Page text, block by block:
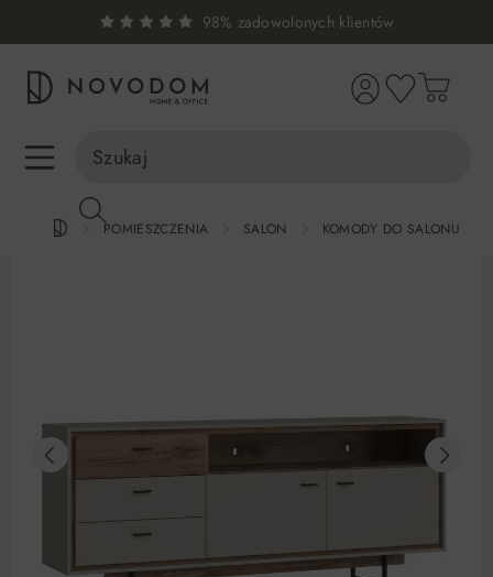
zawartości
98% zadowolonych klientów
Infolinia:515 639 067 (pon-pt: 7-17, sb-nd: 9-17)
POMIESZCZENIA SALON KOMODY DO SALONU